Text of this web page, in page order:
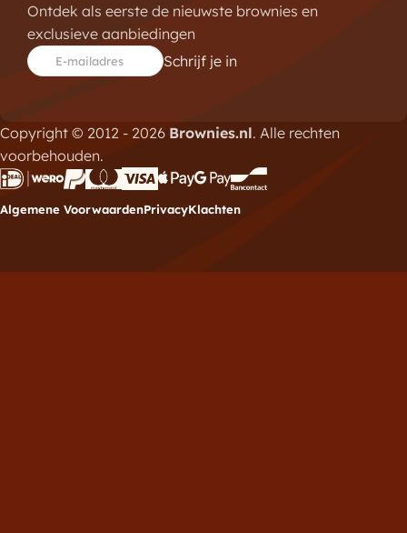
Ontdek als eerste de nieuwste brownies en
exclusieve aanbiedingen
E-mailadres Schrijf je in
Copyright © 2012 - 2026 Brownies.nl. Alle rechten
voorbehouden.
Algemene VoorwaardenPrivacyKlachten